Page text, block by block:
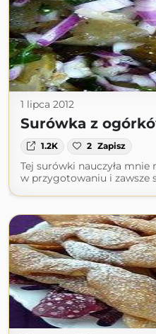
1 lipca 2012
Surówka z
1.2K 2 Zapisz
Tej surówki nauczyła
w przygotowaniu i zawsze